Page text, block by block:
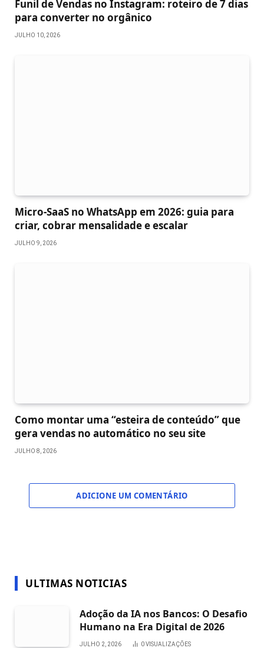
Funil de Vendas no Instagram: roteiro de 7 dias
para converter no orgânico
JULHO 10, 2026
Micro-SaaS no WhatsApp em 2026: guia para
criar, cobrar mensalidade e escalar
JULHO 9, 2026
Como montar uma “esteira de conteúdo” que
gera vendas no automático no seu site
JULHO 8, 2026
ADICIONE UM COMENTÁRIO
ULTIMAS NOTICIAS
Adoção da IA nos Bancos: O Desafio
Humano na Era Digital de 2026
JULHO 2, 2026 0VISUALIZAÇÕES